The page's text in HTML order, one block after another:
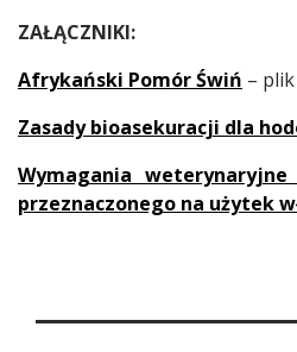
ZAŁĄCZNIKI:
Afrykański Pomór Świń –
Zasady bioasekuracji dla
Wymagania
przeznaczonego na użytek